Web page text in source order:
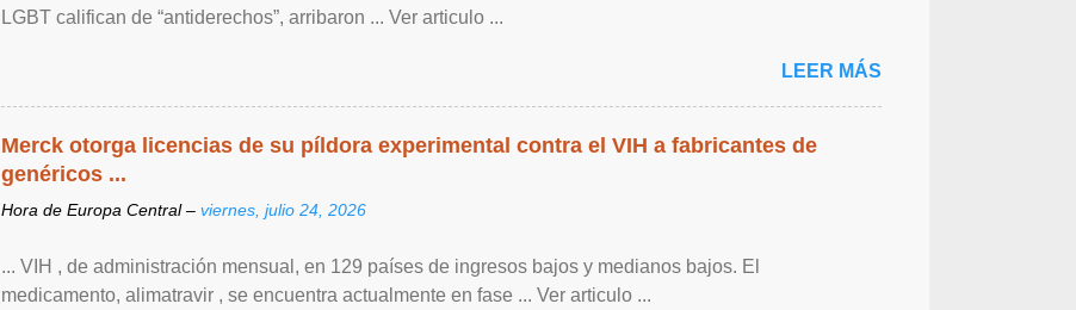
LGBT califican de “antiderechos”, arribaron ... Ver articulo ...
LEER MÁS
Merck otorga licencias de su píldora experimental contra el VIH a fabricantes de
genéricos ...
Hora de Europa Central – viernes, julio 24, 2026
... VIH , de ‌administración mensual, en 129 países de ingresos bajos y medianos bajos. El
medicamento, alimatravir , se encuentra actualmente en fase ... Ver articulo ...